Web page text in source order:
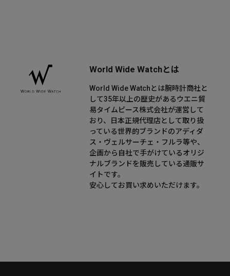
World Wide Watchとは
World Wide Watchとは腕時計商社と
して35年以上の歴史があるウエニ貿
易タイムピース株式会社が運営して
おり、日本正規代理店として取り扱
っている世界的ブランドのアディダ
ス・ヴェルサーチェ・フルラ等や、
企画から自社で手がけているオリジ
ナルブランドを販売している通販サ
イトです。
安心してお買い求めいただけます。